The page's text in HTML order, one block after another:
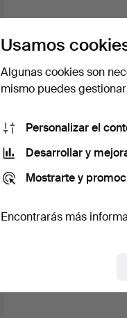
Usamos
Algunas cookies son
mismo puedes
Personalizar el
Desarrollar y
Mostrarte y
Encontrarás más